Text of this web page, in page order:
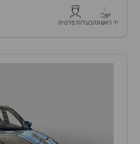
1
יד ראשונהבעלות פרטית